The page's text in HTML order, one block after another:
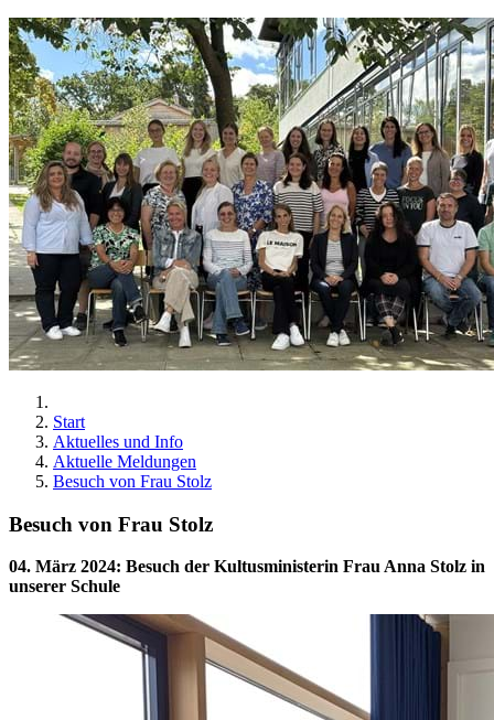
Start
Aktuelles und Info
Aktuelle Meldungen
Besuch von Frau Stolz
Besuch von Frau Stolz
04. März 2024: Besuch der Kultusministerin Frau Anna Stolz in
unserer Schule